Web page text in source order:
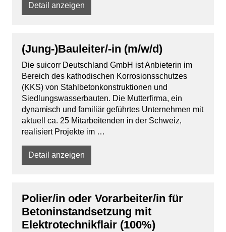
Detail anzeigen
(Jung-)Bauleiter/-in (m/w/d)
Die suicorr Deutschland GmbH ist Anbieterin im
Bereich des kathodischen Korrosionsschutzes
(KKS) von Stahlbetonkonstruktionen und
Siedlungswasserbauten. Die Mutterfirma, ein
dynamisch und familiär geführtes Unternehmen mit
aktuell ca. 25 Mitarbeitenden in der Schweiz,
realisiert Projekte im …
Detail anzeigen
Polier/in oder Vorarbeiter/in für
Betoninstandsetzung mit
Elektrotechnikflair (100%)